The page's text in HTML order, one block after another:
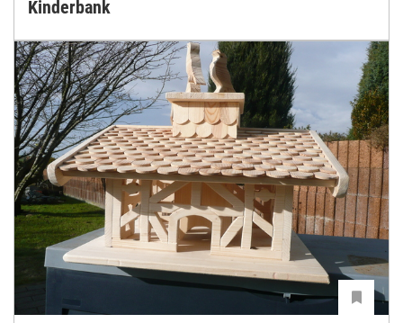
Kinderbank